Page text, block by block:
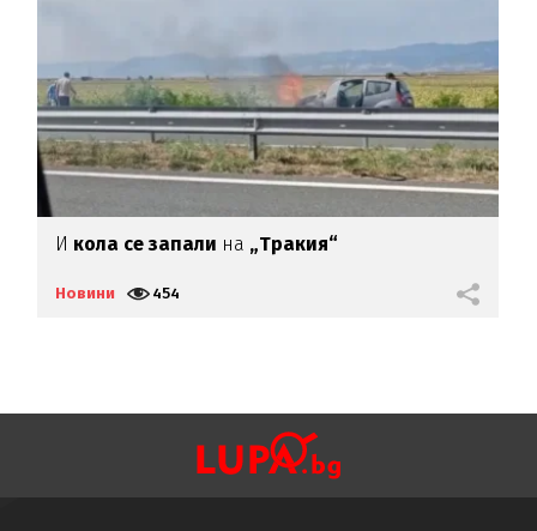
И кола се запали на „Тракия“
Новини 454